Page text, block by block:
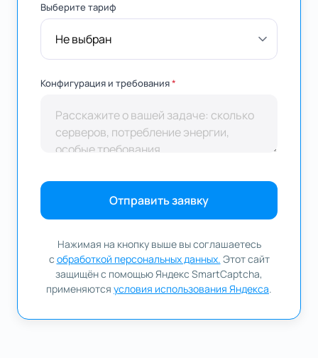
Выберите тариф
Конфигурация и требования*
Отправить заявку
Нажимая на кнопку выше вы соглашаетесь
с обработкой персональных данных. Этот сайт
защищён с помощью Яндекс SmartCaptcha,
применяются условия использования Яндекса.